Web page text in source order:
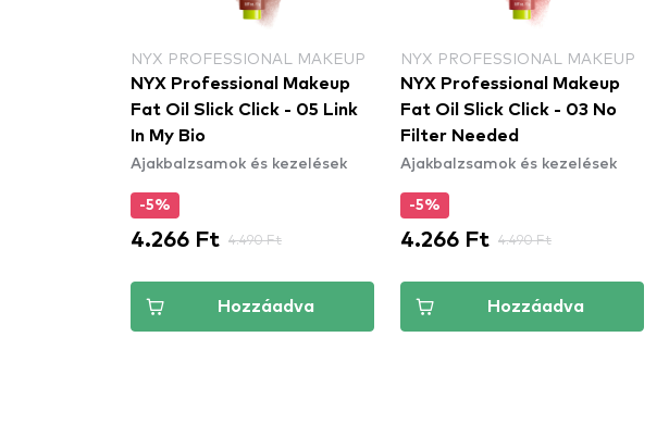
NYX PROFESSIONAL MAKEUP
NYX Professional Makeup
Fat Oil Slick Click - 05 Link
In My Bio
Ajakbalzsamok és kezelések
-5%
4.266 Ft 4.490 Ft
Hozzáadva
NYX PROFESSIONAL MAKEUP
NYX Professional Makeup
Fat Oil Slick Click - 03 No
Filter Needed
Ajakbalzsamok és kezelések
-5%
4.266 Ft 4.490 Ft
Hozzáadva